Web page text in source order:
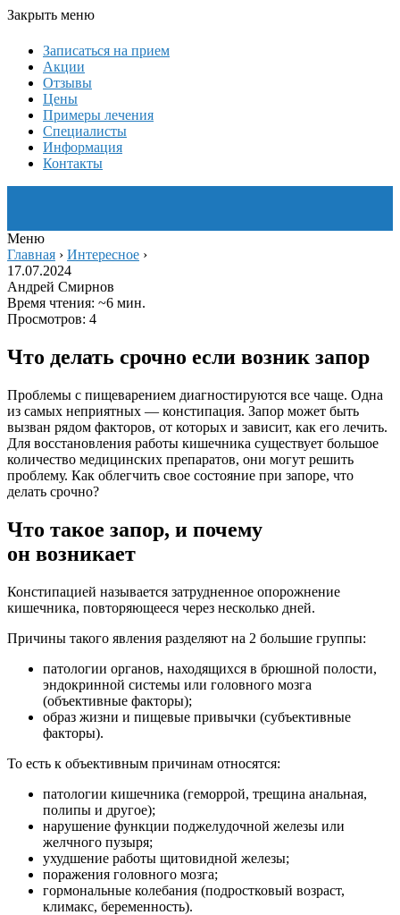
Закрыть меню
Записаться на прием
Акции
Отзывы
Цены
Примеры лечения
Специалисты
Информация
Контакты
Меню
Главная › Интересное ›
17.07.2024
Андрей Смирнов
Время чтения: ~6 мин.
Просмотров: 4
Что делать срочно если возник запор
Проблемы с пищеварением диагностируются все чаще. Одна
из самых неприятных — констипация. Запор может быть
вызван рядом факторов, от которых и зависит, как его лечить.
Для восстановления работы кишечника существует большое
количество медицинских препаратов, они могут решить
проблему. Как облегчить свое состояние при запоре, что
делать срочно?
Что такое запор, и почему
он возникает
Констипацией называется затрудненное опорожнение
кишечника, повторяющееся через несколько дней.
Причины такого явления разделяют на 2 большие группы:
патологии органов, находящихся в брюшной полости,
эндокринной системы или головного мозга
(объективные факторы);
образ жизни и пищевые привычки (субъективные
факторы).
То есть к объективным причинам относятся:
патологии кишечника (геморрой, трещина анальная,
полипы и другое);
нарушение функции поджелудочной железы или
желчного пузыря;
ухудшение работы щитовидной железы;
поражения головного мозга;
гормональные колебания (подростковый возраст,
климакс, беременность).